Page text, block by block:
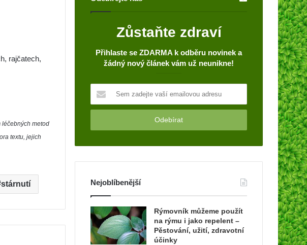
rajčatech,
metod
textu, jejich
stárnutí
Zůstaňte zdraví
Přihlaste se ZDARMA k odběru novinek a
žádný nový článek vám už neunikne!
m
a
j
e
v
a
š
í
e
Nejoblíbenější
Rýmovník můžeme použít
na rýmu i jako repelent –
Pěstování, užití, zdravotní
účinky